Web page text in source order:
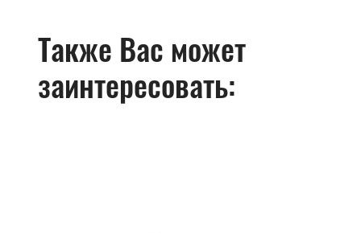
Также Вас может
заинтересовать: